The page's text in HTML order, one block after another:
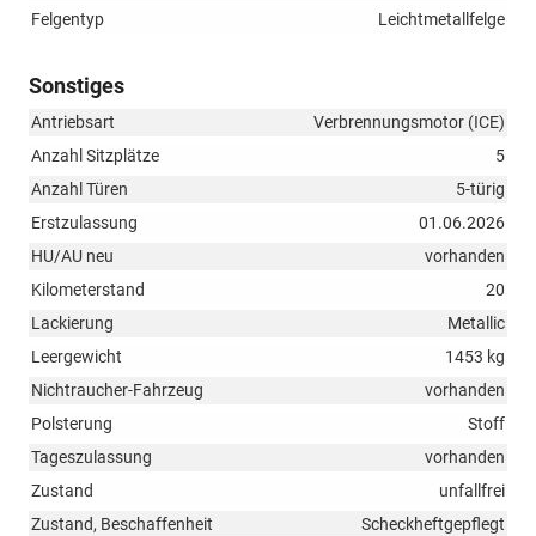
Felgentyp
Leichtmetallfelge
Sonstiges
Antriebsart
Verbrennungsmotor (ICE)
Anzahl Sitzplätze
5
Anzahl Türen
5-türig
Erstzulassung
01.06.2026
HU/AU neu
vorhanden
Kilometerstand
20
Lackierung
Metallic
Leergewicht
1453 kg
Nichtraucher-Fahrzeug
vorhanden
Polsterung
Stoff
Tageszulassung
vorhanden
Zustand
unfallfrei
Zustand, Beschaffenheit
Scheckheftgepflegt